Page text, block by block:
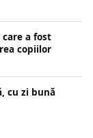
a fost
copiilor
cu zi bună